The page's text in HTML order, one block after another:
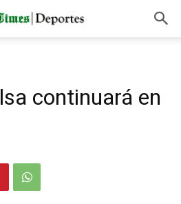
continuará en